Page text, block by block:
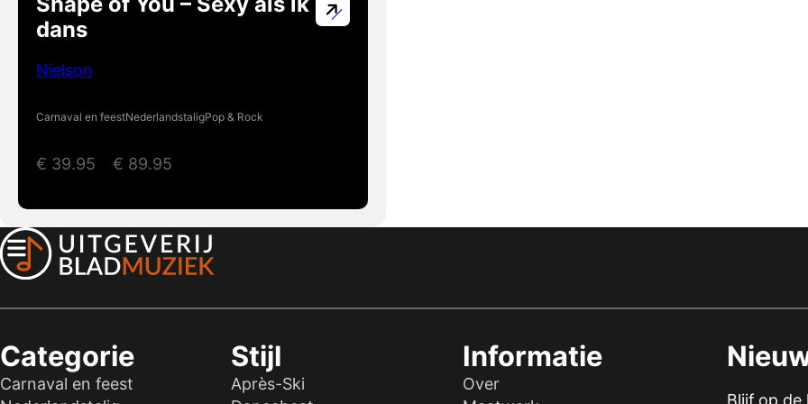
dans
Nielson
Carnaval en feestNederlandstaligPop & Rock
€ 39.95 € 89.95
Categorie
Carnaval en feest
Stijl
Après-Ski
Informatie
Over